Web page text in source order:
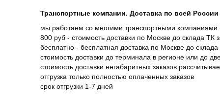
Транспортные компании. Доставка по всей
мы работаем со многими транспортными
800 руб - стоимость доставки по Москве до склада
бесплатно - бесплатная доставка по Москве до
стоимость доставки до терминала в регионе или до
стоимость доставки негабаритных заказов
отгрузка только полностью оплаченных заказов
срок отгрузки 1-7 дней